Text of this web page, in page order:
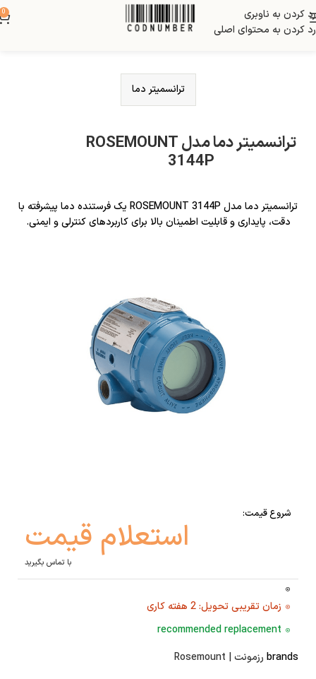
رد کردن به ناوبری
رد کردن به محتوای اصلی
0
ترانسمیتر دما
ترانسمیتر دما مدل ROSEMOUNT
3144P
ترانسمیتر دما مدل ROSEMOUNT 3144P یک فرستنده دما پیشرفته با
دقت، پایداری و قابلیت اطمینان بالا برای کاربردهای کنترلی و ایمنی.
شروع قیمت:
استعلام قیمت
با تماس بگیرید
زمان تقریبی تحویل: 2 هفته کاری
recommended replacement
brands رزمونت | Rosemount